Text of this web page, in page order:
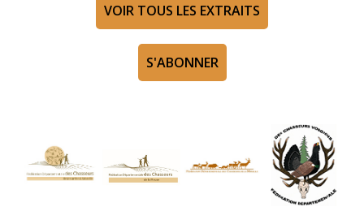
VOIR TOUS LES EXTRAITS
S'ABONNER